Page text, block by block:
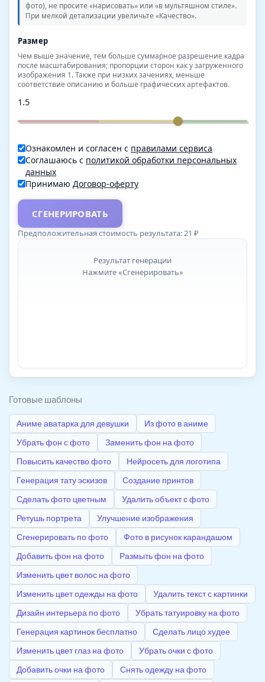
фото), не просите «нарисовать» или «в мультяшном стиле».
При мелкой детализации увеличьте «Качество».
Размер
Чем выше значение, тем больше суммарное разрешение кадра
после масштабирования; пропорции сторон как у загруженного
изображения 1. Также при низких зачениях, меньше
соответствие описанию и больше графических артефактов.
1.5
Ознакомлен и согласен с правилами сервиса
Соглашаюсь с политикой обработки персональных
данных
Принимаю Договор-оферту
СГЕНЕРИРОВАТЬ
Предположительная стоимость результата:21 ₽
Результат генерации
Нажмите «Сгенерировать»
Готовые шаблоны
Аниме аватарка для девушки
Из фото в аниме
Убрать фон с фото
Заменить фон на фото
Повысить качество фото
Нейросеть для логотипа
Генерация тату эскизов
Создание принтов
Сделать фото цветным
Удалить объект с фото
Ретушь портрета
Улучшение изображения
Сгенерировать по фото
Фото в рисунок карандашом
Добавить фон на фото
Размыть фон на фото
Изменить цвет волос на фото
Изменить цвет одежды на фото
Удалить текст с картинки
Дизайн интерьера по фото
Убрать татуировку на фото
Генерация картинок бесплатно
Сделать лицо худее
Изменить цвет глаз на фото
Убрать очки с фото
Добавить очки на фото
Снять одежду на фото